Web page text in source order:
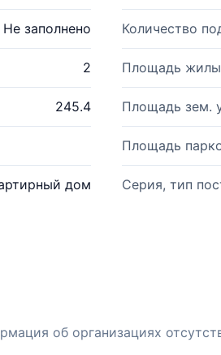
Не заполнено Количество
2 Площадь
245.4 Площадь зем.
Площадь
дом Серия, тип
об организациях